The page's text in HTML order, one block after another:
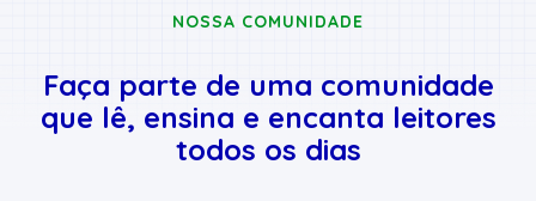
NOSSA COMUNIDADE
Faça parte de uma comunidade
que lê, ensina e encanta leitores
todos os dias